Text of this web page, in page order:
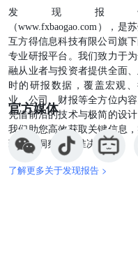
jurisdictionwhere the
not assume that the
supplement,
prospectus is
front cover of those
PROSPECTUS
and the
common stock.
are offering, you
supplement, the
supplement and the
registration
we filed with the
SEC, and that was
2026. Under this
to time, offer
warrants to
securities, or any
发现报
（www.fxbaogao.com），是苏
互方得信息科技有限公司旗
专业研报平台。我们致力于
融从业者与投资者提供全面、
时的研报数据，覆盖宏观
业、公司、财报等全方位内容
凭借前沿的技术与极简的设计
我们助您高效获取关键信息
现深度洞察与精准决策。
了解更多关于发现报告 >
官方媒体